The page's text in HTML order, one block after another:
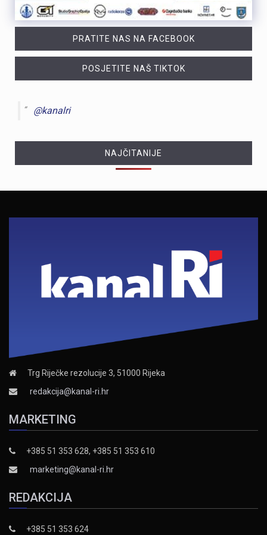
PRATITE NAS NA FACEBOOK
POSJETITE NAŠ TIKTOK
@kanalri
NAJČITANIJE
Trg Riječke rezolucije 3, 51000 Rijeka
redakcija@kanal-ri.hr
MARKETING
+385 51 353 628, +385 51 353 610
marketing@kanal-ri.hr
REDAKCIJA
+385 51 353 624